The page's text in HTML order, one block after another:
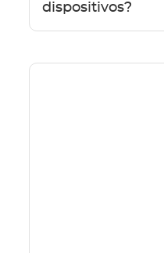
dispositivos?